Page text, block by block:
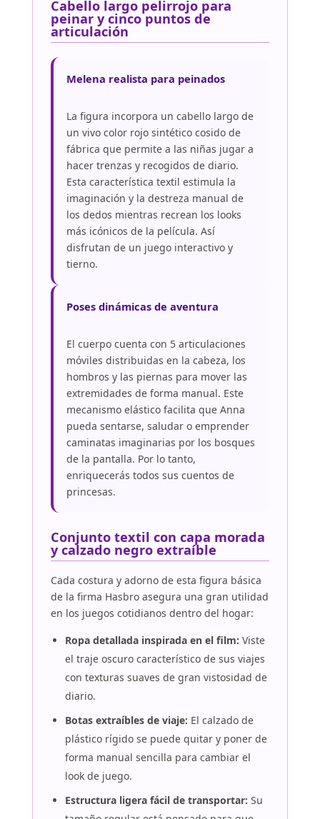
Cabello largo pelirrojo para
peinar y cinco puntos de
articulación
Melena realista para peinados
La figura incorpora un cabello largo de
un vivo color rojo sintético cosido de
fábrica que permite a las niñas jugar a
hacer trenzas y recogidos de diario.
Esta característica textil estimula la
imaginación y la destreza manual de
los dedos mientras recrean los looks
más icónicos de la película. Así
disfrutan de un juego interactivo y
tierno.
Poses dinámicas de aventura
El cuerpo cuenta con 5 articulaciones
móviles distribuidas en la cabeza, los
hombros y las piernas para mover las
extremidades de forma manual. Este
mecanismo elástico facilita que Anna
pueda sentarse, saludar o emprender
caminatas imaginarias por los bosques
de la pantalla. Por lo tanto,
enriquecerás todos sus cuentos de
princesas.
Conjunto textil con capa morada
y calzado negro extraíble
Cada costura y adorno de esta figura básica
de la firma Hasbro asegura una gran utilidad
en los juegos cotidianos dentro del hogar:
Ropa detallada inspirada en el film: Viste
el traje oscuro característico de sus viajes
con texturas suaves de gran vistosidad de
diario.
Botas extraíbles de viaje: El calzado de
plástico rígido se puede quitar y poner de
forma manual sencilla para cambiar el
look de juego.
Estructura ligera fácil de transportar: Su